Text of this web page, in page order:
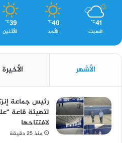
41
℃
السبت
40
℃
الأحد
39
℃
الأثنين
الأشهر الأخيرة
رئيس جماعة
لتهيئة قاعة
لافتتاحها
منذ 25 دقيقة